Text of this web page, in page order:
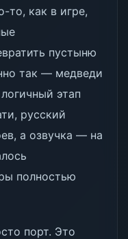
то, как в игре,
пустыню
так — медведи
этап
русский
а озвучка — на
полностью
порт. Это